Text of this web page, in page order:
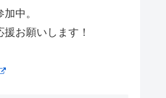
中。
お願いします！